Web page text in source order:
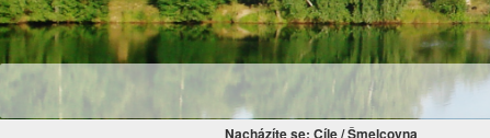
Nacházíte se: Cíle/Šmelcovna